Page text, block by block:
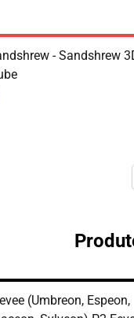
- Sandshrew
(Umbreon, Espeon,